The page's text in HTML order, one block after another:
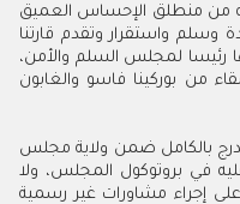
من منطلق الإحساس العميق
وسلم واستقرار وتقدم قارتنا
رئيسا لمجلس السلم والأمن،
من بوركينا فاسو والغابون
بالكامل ضمن ولاية مجلس
في بروتوكول المجلس، ولا
11، والتي تنص على إجراء مشاورات غير رسمية